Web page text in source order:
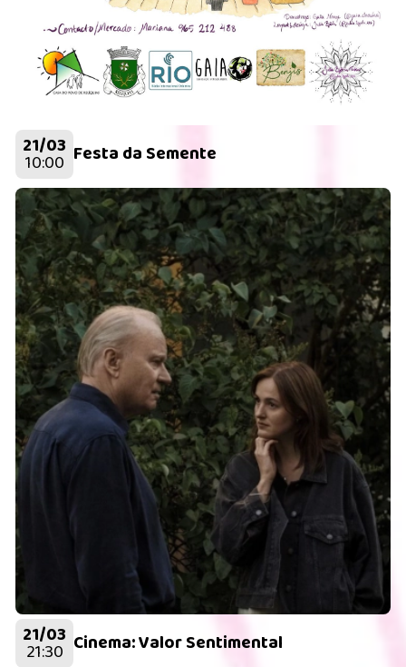
21/03
10:00 Festa da Semente
21/03
21:30 Cinema: Valor Sentimental